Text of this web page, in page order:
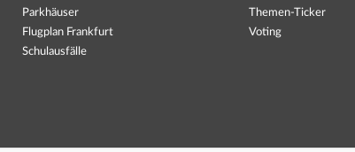
Parkhäuser
Flugplan Frankfurt
Schulausfälle
Themen-Ticker
Voting